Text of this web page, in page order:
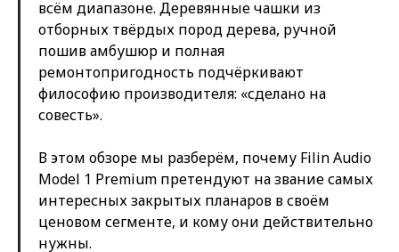
всём диапазоне. Деревянные чашки из
отборных твёрдых пород дерева, ручной
пошив амбушюр и полная
ремонтопригодность подчёркивают
философию производителя: «сделано на
совесть».
В этом обзоре мы разберём, почему Filin Audio
Model 1 Premium претендуют на звание самых
интересных закрытых планаров в своём
ценовом сегменте, и кому они действительно
нужны.